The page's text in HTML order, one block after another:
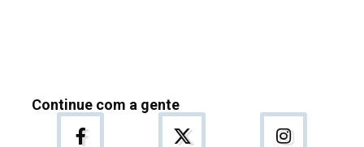
Continue com a gente